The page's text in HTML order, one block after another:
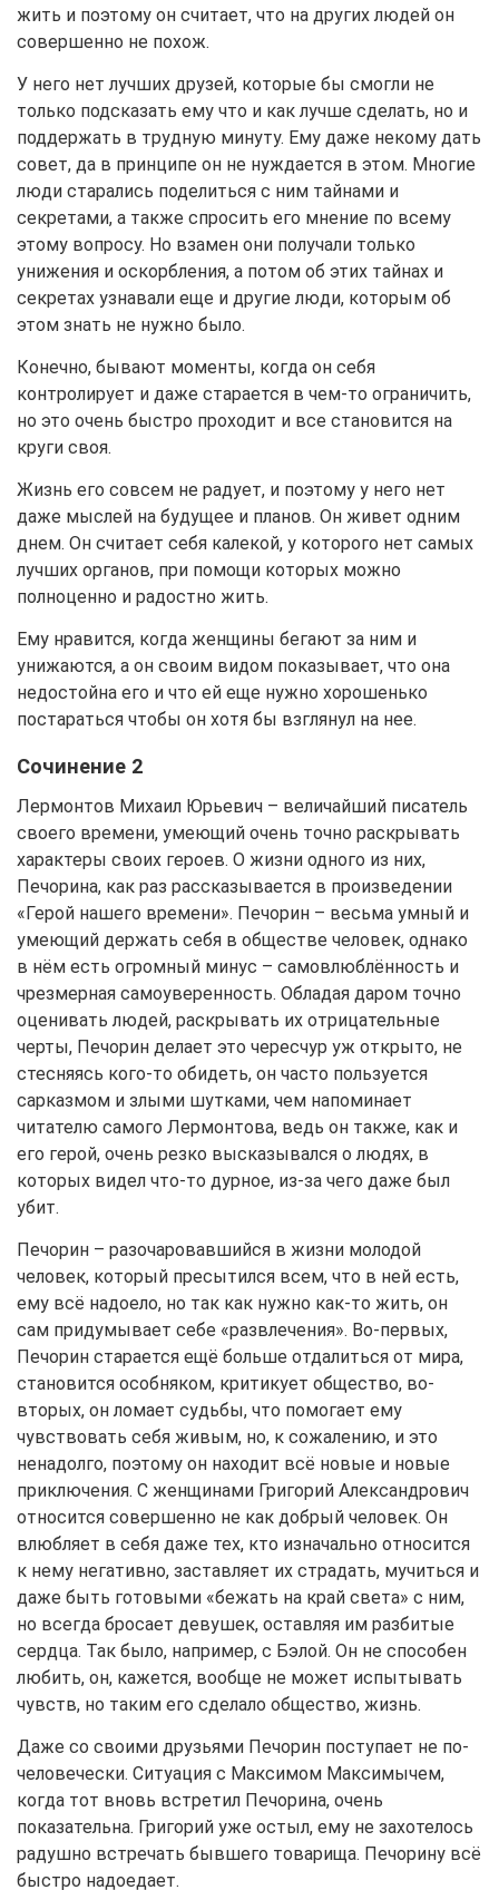
жить и поэтому он считает, что на других людей он
совершенно не похож.
У него нет лучших друзей, которые бы смогли не
только подсказать ему что и как лучше сделать, но и
поддержать в трудную минуту. Ему даже некому дать
совет, да в принципе он не нуждается в этом. Многие
люди старались поделиться с ним тайнами и
секретами, а также спросить его мнение по всему
этому вопросу. Но взамен они получали только
унижения и оскорбления, а потом об этих тайнах и
секретах узнавали еще и другие люди, которым об
этом знать не нужно было.
Конечно, бывают моменты, когда он себя
контролирует и даже старается в чем-то ограничить,
но это очень быстро проходит и все становится на
круги своя.
Жизнь его совсем не радует, и поэтому у него нет
даже мыслей на будущее и планов. Он живет одним
днем. Он считает себя калекой, у которого нет самых
лучших органов, при помощи которых можно
полноценно и радостно жить.
Ему нравится, когда женщины бегают за ним и
унижаются, а он своим видом показывает, что она
недостойна его и что ей еще нужно хорошенько
постараться чтобы он хотя бы взглянул на нее.
Сочинение 2
Лермонтов Михаил Юрьевич – величайший писатель
своего времени, умеющий очень точно раскрывать
характеры своих героев. О жизни одного из них,
Печорина, как раз рассказывается в произведении
«Герой нашего времени». Печорин – весьма умный и
умеющий держать себя в обществе человек, однако
в нём есть огромный минус – самовлюблённость и
чрезмерная самоуверенность. Обладая даром точно
оценивать людей, раскрывать их отрицательные
черты, Печорин делает это чересчур уж открыто, не
стесняясь кого-то обидеть, он часто пользуется
сарказмом и злыми шутками, чем напоминает
читателю самого Лермонтова, ведь он также, как и
его герой, очень резко высказывался о людях, в
которых видел что-то дурное, из-за чего даже был
убит.
Печорин – разочаровавшийся в жизни молодой
человек, который пресытился всем, что в ней есть,
ему всё надоело, но так как нужно как-то жить, он
сам придумывает себе «развлечения». Во-первых,
Печорин старается ещё больше отдалиться от мира,
становится особняком, критикует общество, во-
вторых, он ломает судьбы, что помогает ему
чувствовать себя живым, но, к сожалению, и это
ненадолго, поэтому он находит всё новые и новые
приключения. С женщинами Григорий Александрович
относится совершенно не как добрый человек. Он
влюбляет в себя даже тех, кто изначально относится
к нему негативно, заставляет их страдать, мучиться и
даже быть готовыми «бежать на край света» с ним,
но всегда бросает девушек, оставляя им разбитые
сердца. Так было, например, с Бэлой. Он не способен
любить, он, кажется, вообще не может испытывать
чувств, но таким его сделало общество, жизнь.
Даже со своими друзьями Печорин поступает не по-
человечески. Ситуация с Максимом Максимычем,
когда тот вновь встретил Печорина, очень
показательна. Григорий уже остыл, ему не захотелось
радушно встречать бывшего товарища. Печорину всё
быстро надоедает.